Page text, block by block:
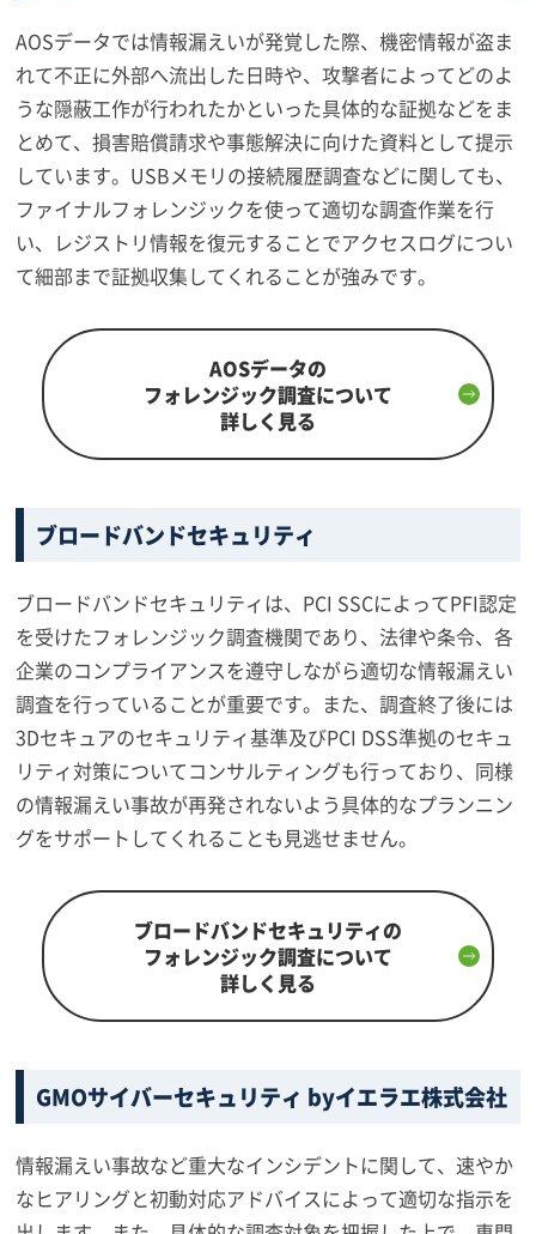
AOSデータでは情報漏えいが発覚した際、機密情報が盗ま
れて不正に外部へ流出した日時や、攻撃者によってどのよ
うな隠蔽工作が行われたかといった具体的な証拠などをま
とめて、損害賠償請求や事態解決に向けた資料として提示
しています。USBメモリの接続履歴調査などに関しても、
ファイナルフォレンジックを使って適切な調査作業を行
い、レジストリ情報を復元することでアクセスログについ
て細部まで証拠収集してくれることが強みです。
AOSデータの
フォレンジック調査について
詳しく見る
ブロードバンドセキュリティ
ブロードバンドセキュリティは、PCI SSCによってPFI認定
を受けたフォレンジック調査機関であり、法律や条令、各
企業のコンプライアンスを遵守しながら適切な情報漏えい
調査を行っていることが重要です。また、調査終了後には
3Dセキュアのセキュリティ基準及びPCI DSS準拠のセキュ
リティ対策についてコンサルティングも行っており、同様
の情報漏えい事故が再発されないよう具体的なプランニン
グをサポートしてくれることも見逃せません。
ブロードバンドセキュリティの
フォレンジック調査について
詳しく見る
GMOサイバーセキュリティ byイエラエ株式会社
情報漏えい事故など重大なインシデントに関して、速やか
なヒアリングと初動対応アドバイスによって適切な指示を